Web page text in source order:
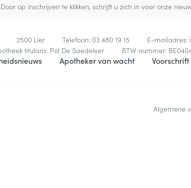
Door op inschrijven te klikken, schrijft u zich in voor onze
2500 Lier Telefoon: 03 480 19 15 E-mailadres:
titularis: Pol De Saedeleer BTW nummer:
Apotheker van wacht Voorschrift
Algemene